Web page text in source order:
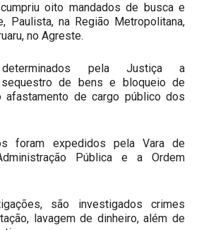
oito mandados de busca e
Paulista, na Região Metropolitana,
no Agreste.
pela Justiça a
de bens e bloqueio de
de cargo público dos
foram expedidos pela Vara de
Pública e a Ordem
são investigados crimes
lavagem de dinheiro, além de